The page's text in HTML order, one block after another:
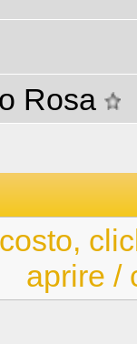
Rosa
aprire /